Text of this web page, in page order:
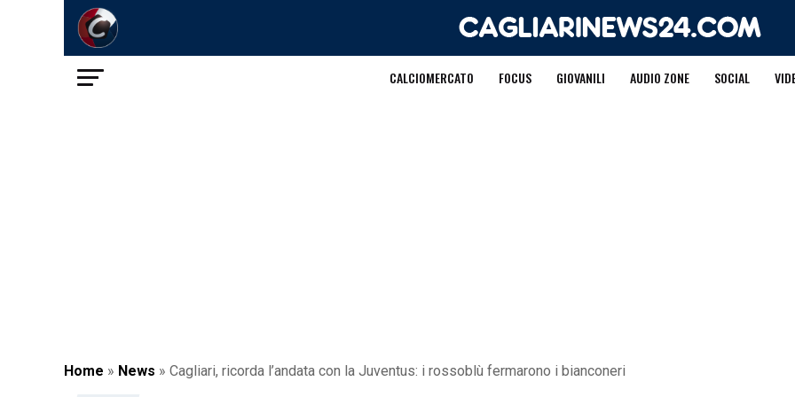
CALCIOMERCATO FOCUS GIOVANILI AUDIO ZONE SOCIAL
Home » News » Cagliari, ricorda l’andata con la Juventus: i rossoblù fermarono i bianconeri